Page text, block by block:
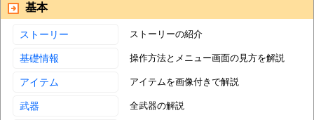
基本
ストーリー ストーリーの紹介
基礎情報 操作方法とメニュー画面の見方を解説
アイテム アイテムを画像付きで解説
武器 全武器の解説